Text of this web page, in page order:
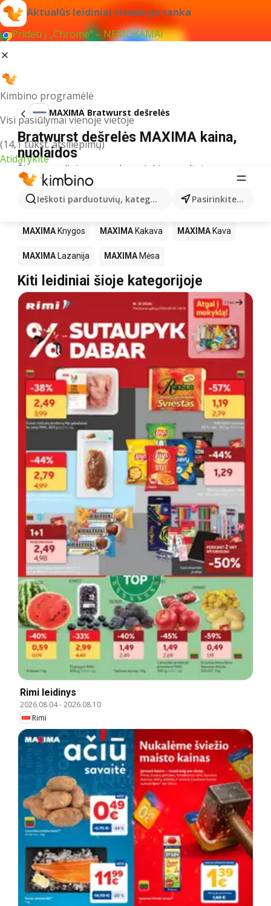
Aktualūs leidiniai visada po ranka
Pridėti į „Chrome“ – NEMOKAMAI
Kimbino programėlė
Visi pasiūlymai vienoje vietoje
(14,1 tūkst. atsiliepimų)
Atidarykite
Ieškoti parduotuvių, kategorijų, produktų... Pasirinkite miestą
MAXIMA Bratwurst dešrelės
Bratwurst dešrelės MAXIMA kaina,
nuolaidos
Šiuo pavadinimu neradome jokių rezultatų
Kiti produktai parduotuvėse MAXIMA
MAXIMA LEGO MAXIMA Gėrimai MAXIMA
MAXIMA Knygos MAXIMA Kakava MAXIMA Kava
MAXIMA Lazanija MAXIMA Mėsa
Kiti leidiniai šioje kategorijoje
Rimi leidinys
2026.08.04-2026.08.10
Rimi